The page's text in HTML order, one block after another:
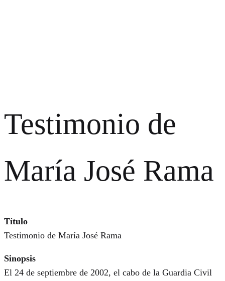
Testimonio de
María José Rama
Título
Testimonio de María José Rama
Sinopsis
El 24 de septiembre de 2002, el cabo de la Guardia Civil